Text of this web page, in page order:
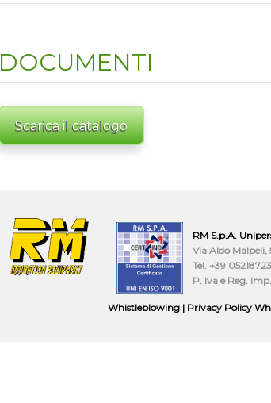
DOCUMENTI
Scarica il catalogo
RM S.p.A.
Via Aldo Malpeli,
Tel. +39
P. Iva e Reg.
Whistleblowing | Privacy Policy